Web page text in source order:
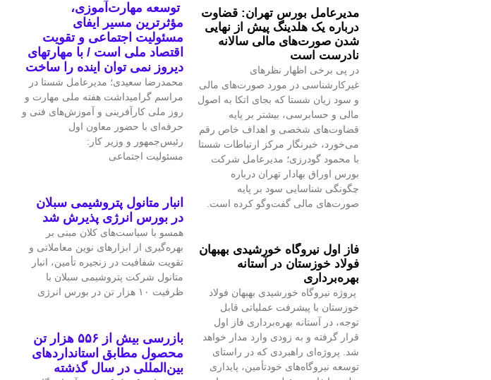
مدیرعامل بورس تهران: قضاوت
درباره یک هلدینگ پیش از نهایی
شدن صورت‌های مالی سالانه
نادرست است
در پی برخی اظهار نظرهای
غیرکارشناسی در مورد صورت‌های مالی
و سود زیان شستا که بجای اتکا به اصول
مالی و حسابرسی، بیشتر بر پایه
قضاوت‌‌های شخصی و اهداف خاص رقم
می‌خورد، خبرنگار مرکز ارتباطات شستا
با محمود گودرزی؛ مدیرعامل شرکت
بورس اوراق بهادار تهران درباره
چگونگی شناسایی سود بر پایه
صورت‌های مالی گفت‌وگو کرده است.
فاز اول نیروگاه خورشیدی بهبهان
فولاد خوزستان در آستانه
بهره‌برداری
پروژه نیروگاه خورشیدی بهبهان فولاد
خوزستان با پیشرفت عملیاتی قابل‌
توجه، در آستانه بهره‌برداری فاز اول
قرار گرفته و به‌ زودی وارد مدار خواهد
شد. پروژه‌ای راهبردی که در راستای
توسعه نیروگاه‌های خودتأمین، پایداری
توسعه مهارت‌آموزی،
مؤثرترین مسیر ایفای
مسئولیت اجتماعی و تقویت
اقتصاد ملی است / با مهارتهای
دیروز نمی توان اینده را ساخت
محمدرضا سعیدی؛ مدیرعامل شستا در
مراسم گرامیداشت هفته ملی مهارت و
روز ملی کارآفرینی و آموزش‌های فنی و
حرفه‌ای با حضور معاون اول
رئیس‌جمهور و وزیر کار:
مسئولیت اجتماعی
انبار متانول پتروشیمی سبلان
در بورس انرژی پذیرش شد
همسو با سیاست‌های کلان مبنی بر
بهره‌گیری از ابزارهای نوین معاملاتی و
تقویت شفافیت در زنجیره تأمین، انبار
متانول شرکت پتروشیمی سبلان با
ظرفیت ۱۰ هزار تن در بورس انرژی
بازرسی بیش از ۵۵۶ هزار تن
محصول مطابق استانداردهای
بین‌المللی در سال گذشته